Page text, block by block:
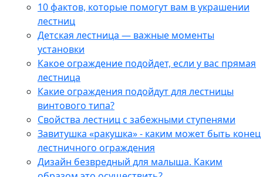
10 фактов, которые помогут вам в украшении
лестниц
Детская лестница — важные моменты
установки
Какое ограждение подойдет, если у вас прямая
лестница
Какие ограждения подойдут для лестницы
винтового типа?
Свойства лестниц с забежными ступенями
Завитушка «ракушка» - каким может быть конец
лестничного ограждения
Дизайн безвредный для малыша. Каким